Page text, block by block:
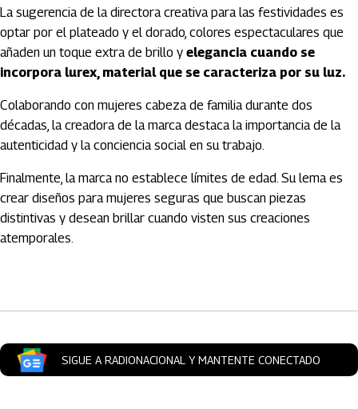
La sugerencia de la directora creativa para las festividades es
optar por el plateado y el dorado, colores espectaculares que
añaden un toque extra de brillo y elegancia cuando se
incorpora lurex, material que se caracteriza por su luz.
Colaborando con mujeres cabeza de familia durante dos
décadas, la creadora de la marca destaca la importancia de la
autenticidad y la conciencia social en su trabajo.
Finalmente, la marca no establece límites de edad. Su lema es
crear diseños para mujeres seguras que buscan piezas
distintivas y desean brillar cuando visten sus creaciones
atemporales.
SIGUE A RADIONACIONAL Y MANTENTE CONECTADO